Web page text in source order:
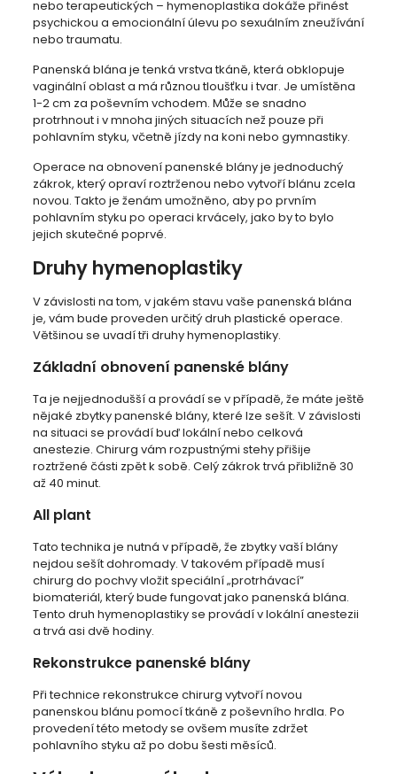
nebo terapeutických – hymenoplastika dokáže přinést
psychickou a emocionální úlevu po sexuálním zneužívání
nebo traumatu.
Panenská blána je tenká vrstva tkáně, která obklopuje
vaginální oblast a má různou tloušťku i tvar. Je umístěna
1-2 cm za poševním vchodem. Může se snadno
protrhnout i v mnoha jiných situacích než pouze při
pohlavním styku, včetně jízdy na koni nebo gymnastiky.
Operace na obnovení panenské blány je jednoduchý
zákrok, který opraví roztrženou nebo vytvoří blánu zcela
novou. Takto je ženám umožněno, aby po prvním
pohlavním styku po operaci krvácely, jako by to bylo
jejich skutečné poprvé.
Druhy hymenoplastiky
V závislosti na tom, v jakém stavu vaše panenská blána
je, vám bude proveden určitý druh plastické operace.
Většinou se uvadí tři druhy hymenoplastiky.
Základní obnovení panenské blány
Ta je nejjednodušší a provádí se v případě, že máte ještě
nějaké zbytky panenské blány, které lze sešít. V závislosti
na situaci se provádí buď lokální nebo celková
anestezie. Chirurg vám rozpustnými stehy přišije
roztržené části zpět k sobě. Celý zákrok trvá přibližně 30
až 40 minut.
All plant
Tato technika je nutná v případě, že zbytky vaší blány
nejdou sešít dohromady. V takovém případě musí
chirurg do pochvy vložit speciální „protrhávací”
biomateriál, který bude fungovat jako panenská blána.
Tento druh hymenoplastiky se provádí v lokální anestezii
a trvá asi dvě hodiny.
Rekonstrukce panenské blány
Při technice rekonstrukce chirurg vytvoří novou
panenskou blánu pomocí tkáně z poševního hrdla. Po
provedení této metody se ovšem musíte zdržet
pohlavního styku až po dobu šesti měsíců.